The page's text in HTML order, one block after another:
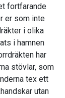
fortfarande
er som inte
i olika
i hamnen
har
stövlar, som
tex ett
utan